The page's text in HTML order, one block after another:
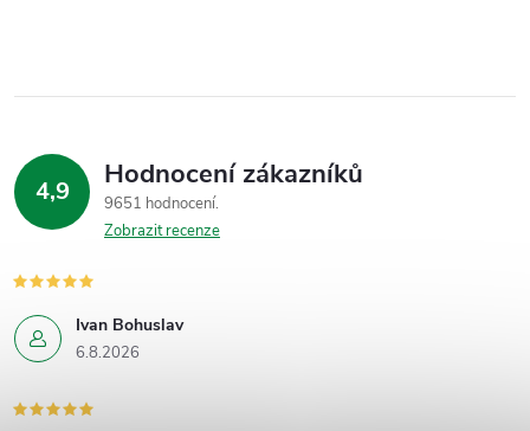
4,9 Hodnocení zákazníků
9651 hodnocení
Zobrazit recenze
Ivan Bohuslav
6.8.2026